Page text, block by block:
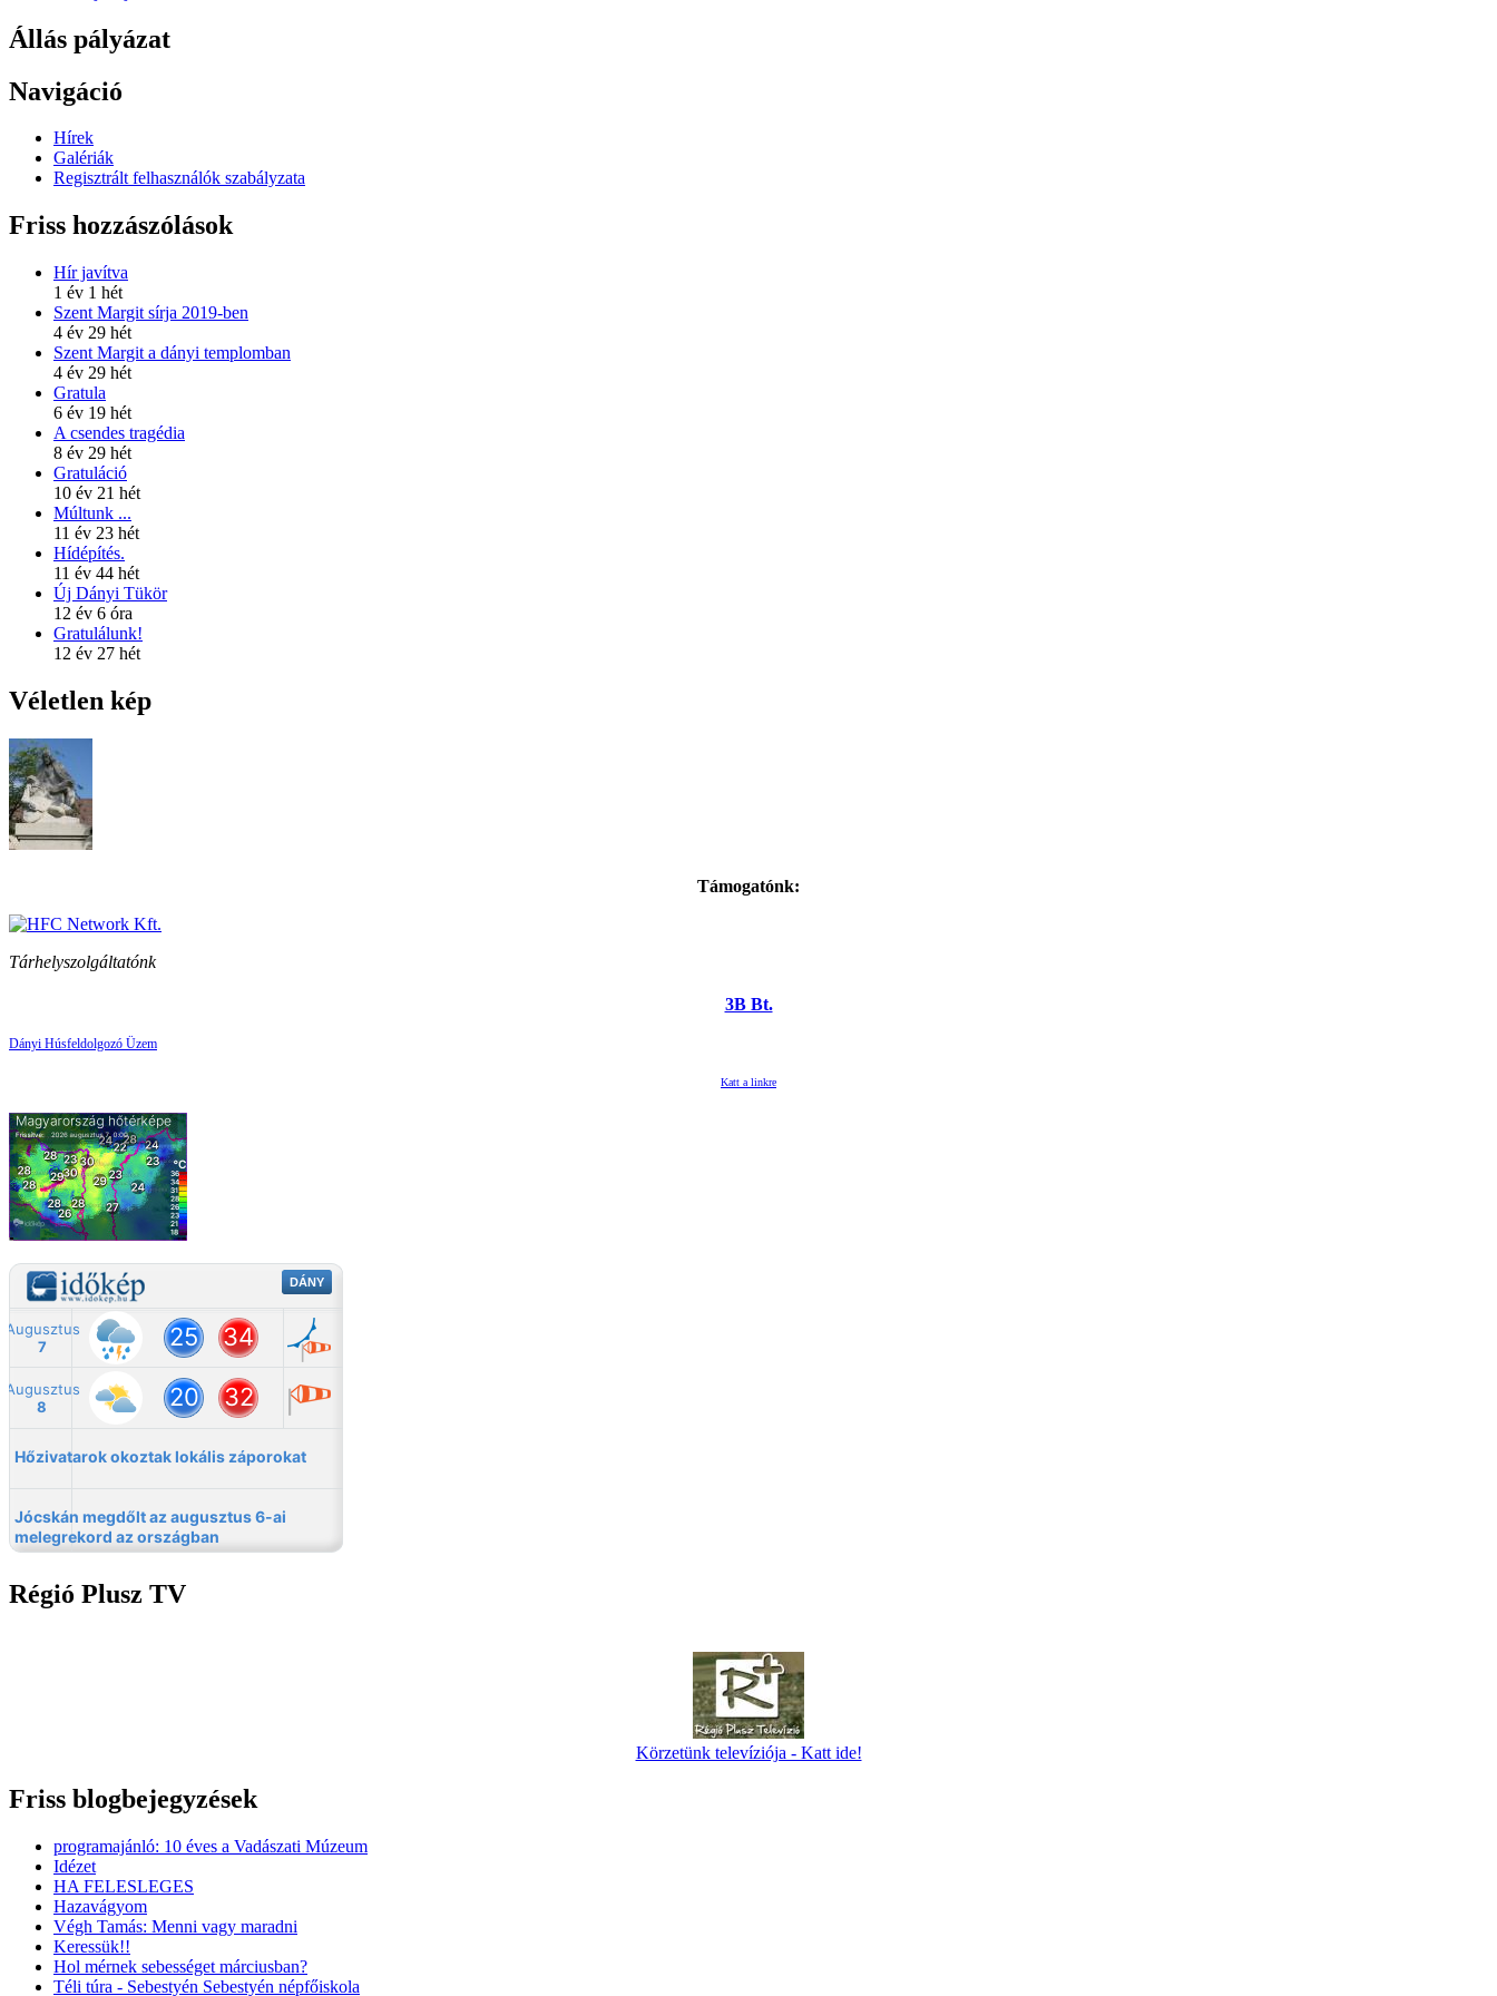
Állás pályázat
Navigáció
Hírek
Galériák
Regisztrált felhasználók szabályzata
Friss hozzászólások
Hír javítva
1 év 1 hét
Szent Margit sírja 2019-ben
4 év 29 hét
Szent Margit a dányi templomban
4 év 29 hét
Gratula
6 év 19 hét
A csendes tragédia
8 év 29 hét
Gratuláció
10 év 21 hét
Múltunk ...
11 év 23 hét
Hídépítés.
11 év 44 hét
Új Dányi Tükör
12 év 6 óra
Gratulálunk!
12 év 27 hét
Véletlen kép
Támogatónk:
Tárhelyszolgáltatónk
3B Bt.
Dányi Húsfeldolgozó Üzem
Katt a linkre
Régió Plusz TV
Körzetünk televíziója - Katt ide!
Friss blogbejegyzések
programajánló: 10 éves a Vadászati Múzeum
Idézet
HA FELESLEGES
Hazavágyom
Végh Tamás: Menni vagy maradni
Keressük!!
Hol mérnek sebességet márciusban?
Téli túra - Sebestyén Sebestyén népfőiskola